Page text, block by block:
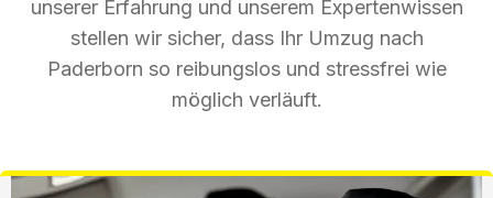
unserer Erfahrung und unserem Expertenwissen
stellen wir sicher, dass Ihr Umzug nach
Paderborn so reibungslos und stressfrei wie
möglich verläuft.